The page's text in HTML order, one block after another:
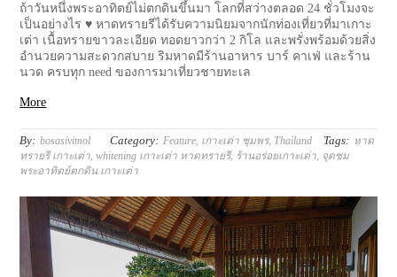
ถ้าวันหนึ่งพระอาทิตย์ไม่ตกดินขึ้นมา โลกที่สว่างตลอด 24 ชั่วโมงจะ
เป็นอย่างไร ♥ หาดทรายรีได้รับความนิยมจากนักท่องเที่ยวที่มาเกาะ
เต่า เนื้อทรายขาวละเอียด ทอดยาวกว่า 2 กิโล และพรั่งพร้อมด้วยสิ่ง
อำนวยความสะดวกสบาย ริมหาดมีร้านอาหาร บาร์ คาเฟ่ และร้าน
นวด ครบทุก need ของการมาเที่ยวชายทะเล
More
By: bosasivimol Category: Feature, เกาะเต่า ชุมพร, Thailand Tags: หาด
ทรายรี เกาะเต่า,whitening เกาะเต่า หาดทรายรี, ร้านอร่อยเกาะเต่า, จุดชม
พระอาทิตย์ตกดิน เกาะเต่า